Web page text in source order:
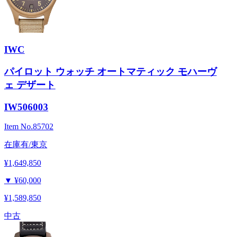
IWC
パイロット ウォッチ オートマティック モハーヴ
ェ デザート
IW506003
Item No.85702
在庫有/東京
¥1,649,850
▼ ¥60,000
¥1,589,850
中古